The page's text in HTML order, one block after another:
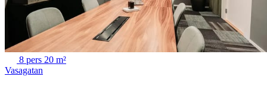
8 pers 20 m²
Vasagatan